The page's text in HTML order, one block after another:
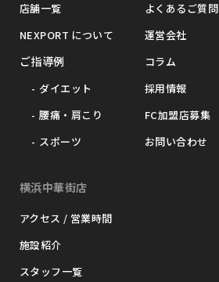
店舗一覧
NEXPORT について
ご指導例
ダイエット
腰痛・肩こり
スポーツ
よくあるご質問
運営会社
コラム
採用情報
FC加盟店募集
お問い合わせ
横浜中華街店
アクセス / 営業時間
施設紹介
スタッフ一覧